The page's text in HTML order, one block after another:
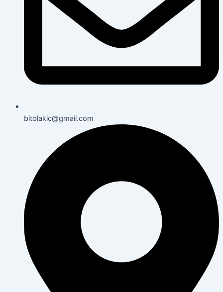
bitolakic@gmail.com